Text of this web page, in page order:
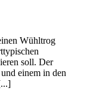
Wühltrog
soll. Der
einem in den